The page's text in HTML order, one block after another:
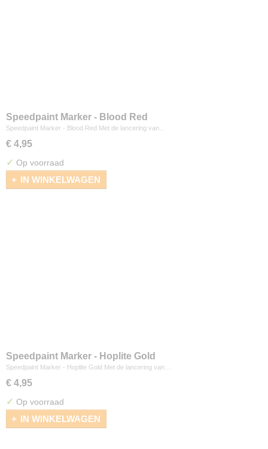
Speedpaint Marker - Blood Red
Speedpaint Marker - Blood Red Met de lancering van…
€ 4,95
✓ Op voorraad
IN WINKELWAGEN
Speedpaint Marker - Hoplite Gold
Speedpaint Marker - Hoplite Gold Met de lancering van…
€ 4,95
✓ Op voorraad
IN WINKELWAGEN